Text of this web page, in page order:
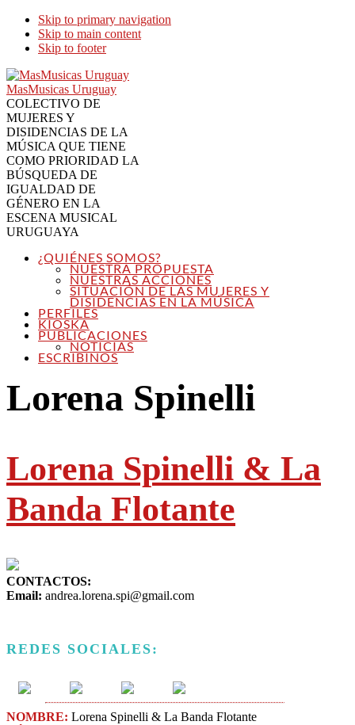
Skip to primary navigation
Skip to main content
Skip to footer
MasMusicas Uruguay
COLECTIVO DE
MUJERES Y
DISIDENCIAS DE LA
MÚSICA QUE TIENE
COMO PRIORIDAD LA
BÚSQUEDA DE
IGUALDAD DE
GÉNERO EN LA
ESCENA MUSICAL
URUGUAYA
¿QUIÉNES SOMOS?
NUESTRA PROPUESTA
NUESTRAS ACCIONES
SITUACIÓN DE LAS MUJERES Y
DISIDENCIAS EN LA MÚSICA
PERFILES
KIOSKA
PUBLICACIONES
NOTICIAS
ESCRIBINOS
Lorena Spinelli
Lorena Spinelli & La
Banda Flotante
CONTACTOS:
Email: andrea.lorena.spi@gmail.com
REDES SOCIALES:
NOMBRE: Lorena Spinelli & La Banda Flotante